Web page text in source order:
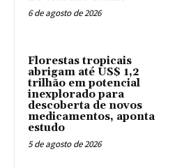
6 de agosto de 2026
Florestas tropicais
abrigam até US$ 1,2
trilhão em potencial
inexplorado para
descoberta de novos
medicamentos, aponta
estudo
5 de agosto de 2026